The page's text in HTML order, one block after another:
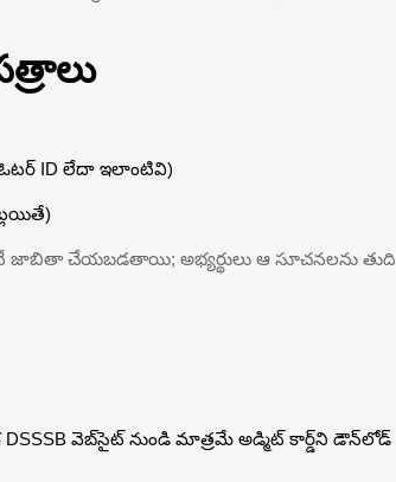
ఓటర్ ID లేదా ఇలాంటివి)
జాబితా చేయబడతాయి; అభ్యర్థులు ఆ సూచనలను తుది
వెబ్‌సైట్ నుండి మాత్రమే అడ్మిట్ కార్డ్‌ని డౌన్‌లోడ్